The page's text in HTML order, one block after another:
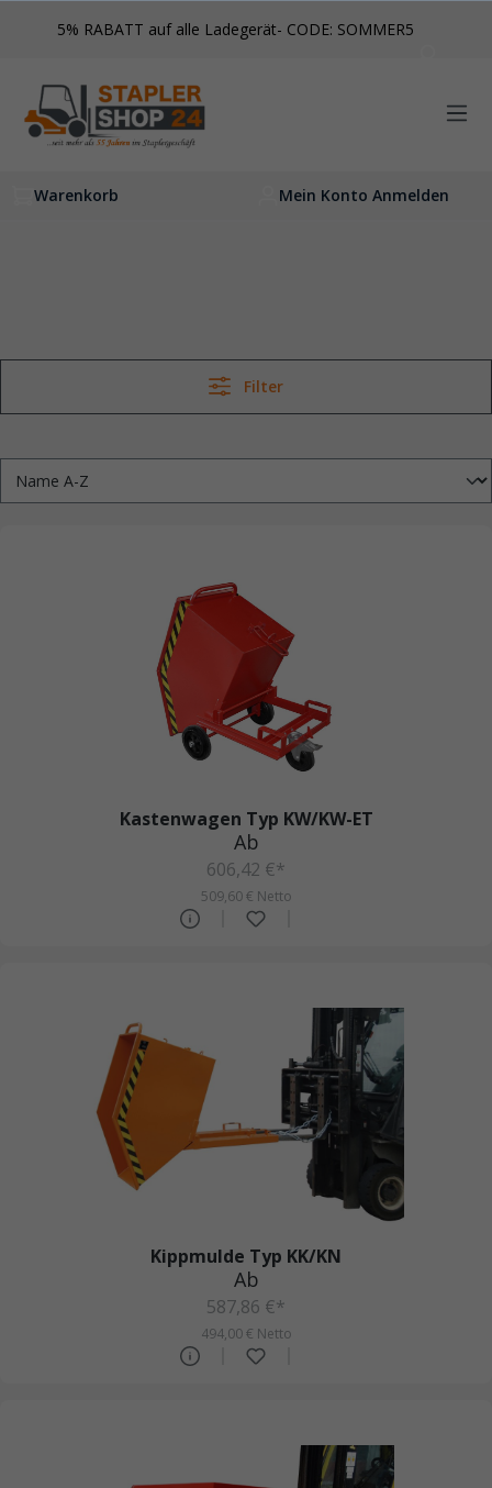
springen
5% RABATT auf alle Ladegerät- CODE: SOMMER5
Mein Konto Anmelden
Warenkorb
Filter
Kastenwagen Typ KW/KW-ET
Ab
606,42 €*
509,60 € Netto
Kippmulde Typ KK/KN
Ab
587,86 €*
494,00 € Netto